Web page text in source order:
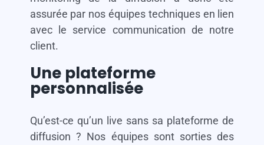
assurée par nos équipes techniques en lien
avec le service communication de notre
client.
Une plateforme
personnalisée
Qu’est-ce qu’un live sans sa plateforme de
diffusion ? Nos équipes sont sorties des